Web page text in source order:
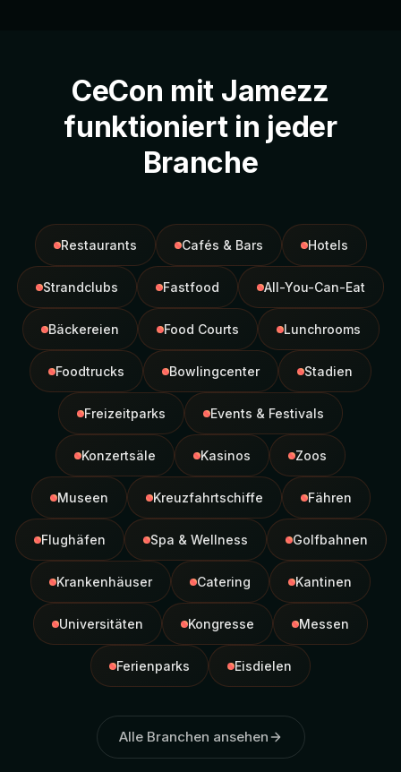
CeCon mit Jamezz
funktioniert in jeder
Branche
Restaurants Cafés & Bars Hotels
Strandclubs Fastfood All-You-Can-Eat
Bäckereien Food Courts Lunchrooms
Foodtrucks Bowlingcenter Stadien
Freizeitparks Events & Festivals
Konzertsäle Kasinos Zoos
Museen Kreuzfahrtschiffe Fähren
Flughäfen Spa & Wellness Golfbahnen
Krankenhäuser Catering Kantinen
Universitäten Kongresse Messen
Ferienparks Eisdielen
Alle Branchen ansehen